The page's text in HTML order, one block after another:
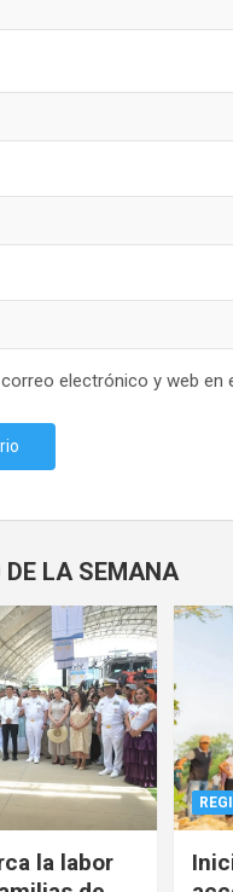
electrónico y web
LA SEMANA
la labor